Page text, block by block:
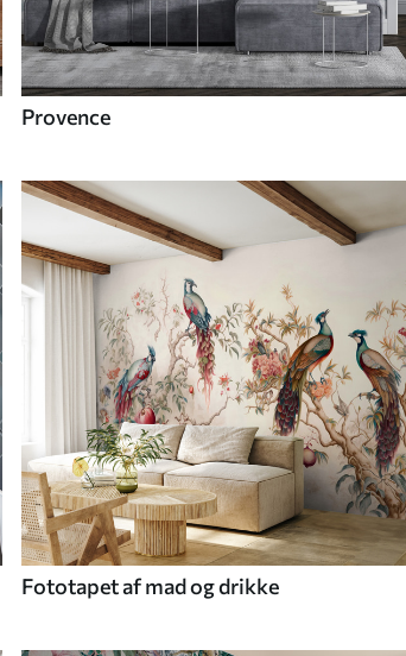
Provence
Fototapet af mad og drikke